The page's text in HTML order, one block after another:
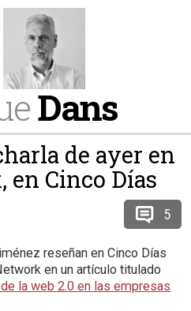
Dans
de ayer en
en Cinco Días
5
reseñan en Cinco Días
en un artículo titulado
la web 2.0 en las empresas